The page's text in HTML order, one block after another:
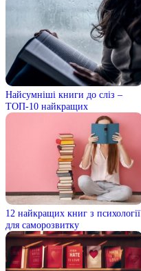
Найсумніші книги до сліз –
ТОП-10 найкращих
12 найкращих книг з психології
для саморозвитку